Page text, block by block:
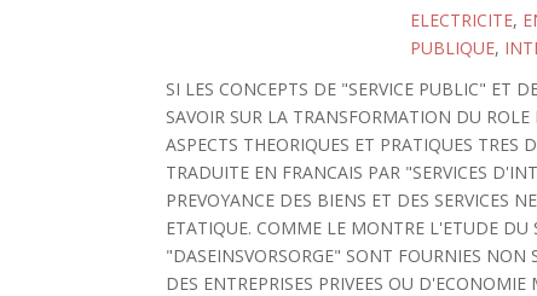
ELECTRICITE,
PUBLIQUE,
SI LES CONCEPTS DE "SERVICE PUBLIC" ET
SAVOIR SUR LA TRANSFORMATION DU
ASPECTS THEORIQUES ET PRATIQUES
TRADUITE EN FRANCAIS PAR "SERVICES
PREVOYANCE DES BIENS ET DES SERVICES
ETATIQUE. COMME LE MONTRE L'ETUDE DU
"DASEINSVORSORGE" SONT FOURNIES NON
DES ENTREPRISES PRIVEES OU